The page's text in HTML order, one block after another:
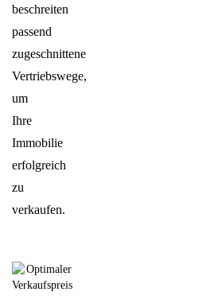
beschreiten
passend
zugeschnittene
Vertriebswege,
um
Ihre
Immobilie
erfolgreich
zu
verkaufen.